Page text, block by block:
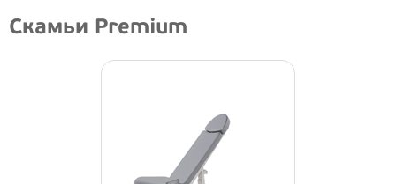
Скамьи Premium